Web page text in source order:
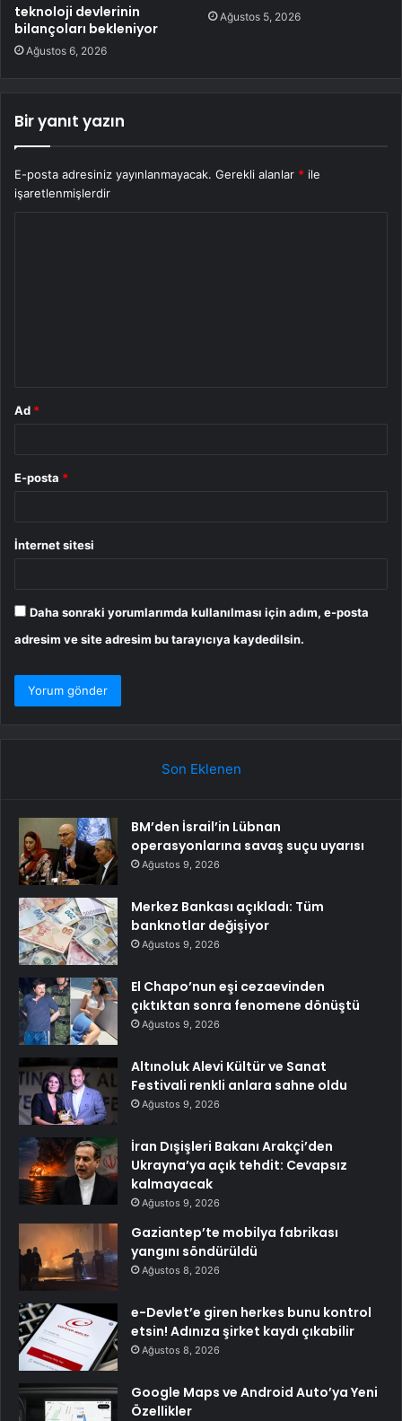
teknoloji devlerinin
bilançoları bekleniyor
Ağustos 6, 2026
Ağustos 5, 2026
Bir yanıt yazın
E-posta adresiniz yayınlanmayacak. Gerekli alanlar * ile
işaretlenmişlerdir
Ad *
E-posta *
İnternet sitesi
Daha sonraki yorumlarımda kullanılması için adım, e-posta
adresim ve site adresim bu tarayıcıya kaydedilsin.
Son Eklenen
BM’den İsrail’in Lübnan
operasyonlarına savaş suçu uyarısı
Ağustos 9, 2026
Merkez Bankası açıkladı: Tüm
banknotlar değişiyor
Ağustos 9, 2026
El Chapo’nun eşi cezaevinden
çıktıktan sonra fenomene dönüştü
Ağustos 9, 2026
Altınoluk Alevi Kültür ve Sanat
Festivali renkli anlara sahne oldu
Ağustos 9, 2026
İran Dışişleri Bakanı Arakçi’den
Ukrayna’ya açık tehdit: Cevapsız
kalmayacak
Ağustos 9, 2026
Gaziantep’te mobilya fabrikası
yangını söndürüldü
Ağustos 8, 2026
e-Devlet’e giren herkes bunu kontrol
etsin! Adınıza şirket kaydı çıkabilir
Ağustos 8, 2026
Google Maps ve Android Auto’ya Yeni
Özellikler